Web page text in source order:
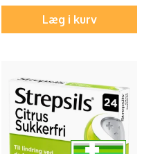
Læg i kurv